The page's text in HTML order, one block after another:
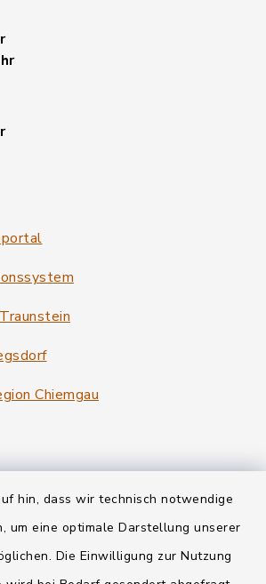
hin, dass wir technisch notwendige
um eine optimale Darstellung unserer
Die Einwilligung zur Nutzung
Chiemgau
Kontakt